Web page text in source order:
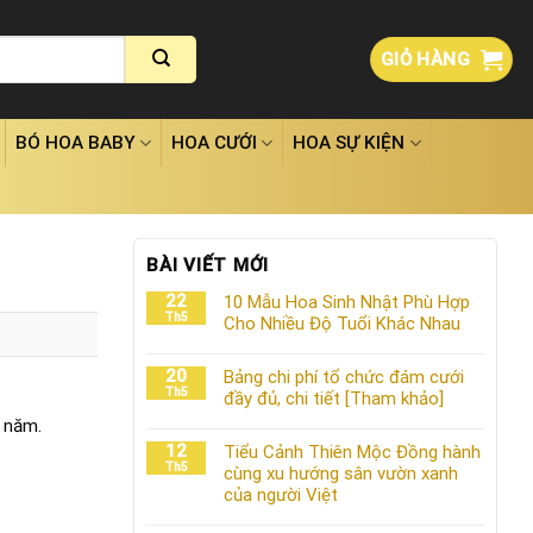
GIỎ HÀNG
BÓ HOA BABY HOA CƯỚI HOA SỰ KIỆN
BÀI VIẾT MỚI
22
Th5
10 Mẫu Hoa Sinh Nhật Phù Hợp
Cho Nhiều Độ Tuổi Khác Nhau
20
Th5
Bảng chi phí tổ chức đám cưới
đầy đủ, chi tiết [Tham khảo]
12
Th5
Tiểu Cảnh Thiên Mộc Đồng hành
cùng xu hướng sân vườn xanh
của người Việt